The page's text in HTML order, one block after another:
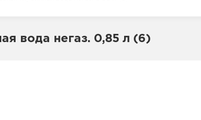
вода негаз. 0,85 л (6)